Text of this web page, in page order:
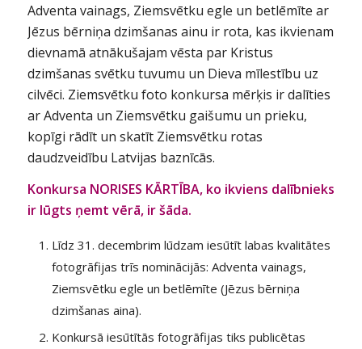
Adventa vainags, Ziemsvētku egle un betlēmīte ar
Jēzus bērniņa dzimšanas ainu ir rota, kas ikvienam
dievnamā atnākušajam vēsta par Kristus
dzimšanas svētku tuvumu un Dieva mīlestību uz
cilvēci. Ziemsvētku foto konkursa mērķis ir dalīties
ar Adventa un Ziemsvētku gaišumu un prieku,
kopīgi rādīt un skatīt Ziemsvētku rotas
daudzveidību Latvijas baznīcās.
Konkursa NORISES KĀRTĪBA, ko ikviens dalībnieks
ir lūgts ņemt vērā, ir šāda.
Līdz 31. decembrim lūdzam iesūtīt labas kvalitātes
fotogrāfijas trīs nominācijās: Adventa vainags,
Ziemsvētku egle un betlēmīte (Jēzus bērniņa
dzimšanas aina).
Konkursā iesūtītās fotogrāfijas tiks publicētas